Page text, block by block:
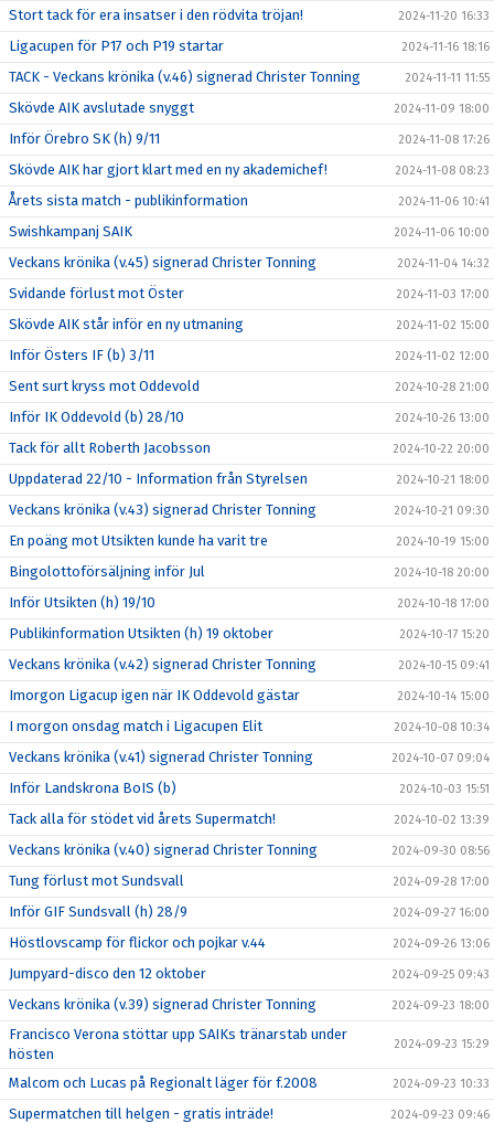
Stort tack för era insatser i den rödvita tröjan! 2024-11-20 16:33
Ligacupen för P17 och P19 startar 2024-11-16 18:16
TACK - Veckans krönika (v.46) signerad Christer Tonning 2024-11-11 11:55
Skövde AIK avslutade snyggt 2024-11-09 18:00
Inför Örebro SK (h) 9/11 2024-11-08 17:26
Skövde AIK har gjort klart med en ny akademichef! 2024-11-08 08:23
Årets sista match - publikinformation 2024-11-06 10:41
Swishkampanj SAIK 2024-11-06 10:00
Veckans krönika (v.45) signerad Christer Tonning 2024-11-04 14:32
Svidande förlust mot Öster 2024-11-03 17:00
Skövde AIK står inför en ny utmaning 2024-11-02 15:00
Inför Östers IF (b) 3/11 2024-11-02 12:00
Sent surt kryss mot Oddevold 2024-10-28 21:00
Inför IK Oddevold (b) 28/10 2024-10-26 13:00
Tack för allt Roberth Jacobsson 2024-10-22 20:00
Uppdaterad 22/10 - Information från Styrelsen 2024-10-21 18:00
Veckans krönika (v.43) signerad Christer Tonning 2024-10-21 09:30
En poäng mot Utsikten kunde ha varit tre 2024-10-19 15:00
Bingolottoförsäljning inför Jul 2024-10-18 20:00
Inför Utsikten (h) 19/10 2024-10-18 17:00
Publikinformation Utsikten (h) 19 oktober 2024-10-17 15:20
Veckans krönika (v.42) signerad Christer Tonning 2024-10-15 09:41
Imorgon Ligacup igen när IK Oddevold gästar 2024-10-14 15:00
I morgon onsdag match i Ligacupen Elit 2024-10-08 10:34
Veckans krönika (v.41) signerad Christer Tonning 2024-10-07 09:04
Inför Landskrona BoIS (b) 2024-10-03 15:51
Tack alla för stödet vid årets Supermatch! 2024-10-02 13:39
Veckans krönika (v.40) signerad Christer Tonning 2024-09-30 08:56
Tung förlust mot Sundsvall 2024-09-28 17:00
Inför GIF Sundsvall (h) 28/9 2024-09-27 16:00
Höstlovscamp för flickor och pojkar v.44 2024-09-26 13:06
Jumpyard-disco den 12 oktober 2024-09-25 09:43
Veckans krönika (v.39) signerad Christer Tonning 2024-09-23 18:00
Francisco Verona stöttar upp SAIKs tränarstab under
hösten
2024-09-23 15:29
Malcom och Lucas på Regionalt läger för f.2008 2024-09-23 10:33
Supermatchen till helgen - gratis inträde! 2024-09-23 09:46